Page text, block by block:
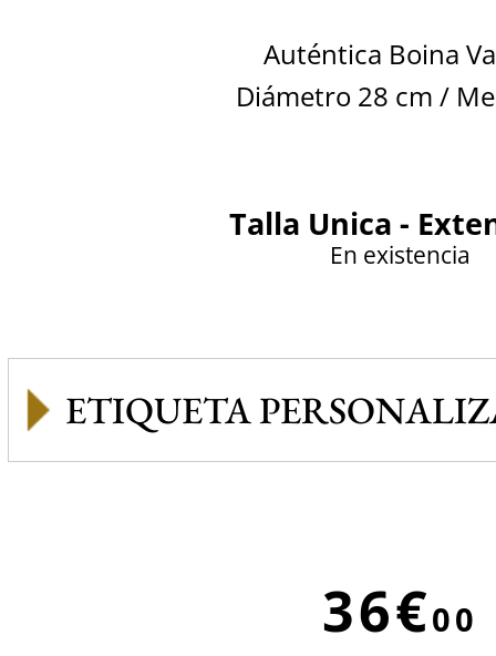
Auténtica Boina
Diámetro 28 cm /
Talla Unica -
En existencia
ETIQUETA
36€00